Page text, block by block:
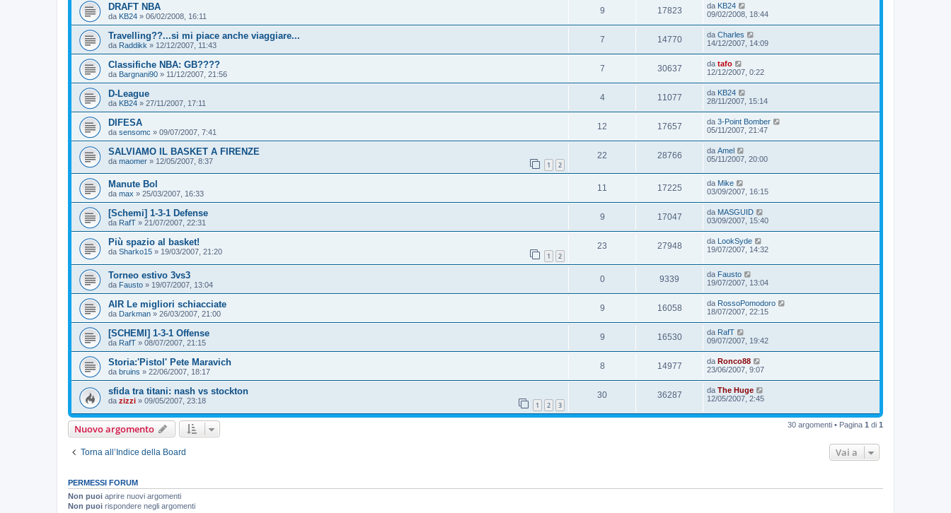
DRAFT NBA
da KB24 » 06/02/2008, 16:11
9 17823 da KB24
09/02/2008, 18:44
Travelling??...si mi piace anche viaggiare...
da Raddikk » 12/12/2007, 11:43
7 14770 da Charles
14/12/2007, 14:09
Classifiche NBA: GB????
da Bargnani90 » 11/12/2007, 21:56
7 30637 da tafo
12/12/2007, 0:22
D-League
da KB24 » 27/11/2007, 17:11
4 11077 da KB24
28/11/2007, 15:14
DIFESA
da sensomc » 09/07/2007, 7:41
12 17657 da 3-Point Bomber
05/11/2007, 21:47
SALVIAMO IL BASKET A FIRENZE
da maomer » 12/05/2007, 8:37 1 2
22 28766 da Amel
05/11/2007, 20:00
Manute Bol
da max » 25/03/2007, 16:33
11 17225 da Mike
03/09/2007, 16:15
[Schemi] 1-3-1 Defense
da RafT » 21/07/2007, 22:31
9 17047 da MASGUID
03/09/2007, 15:40
Più spazio al basket!
da Sharko15 » 19/03/2007, 21:20 1 2
23 27948 da
LookSyde
19/07/2007, 14:32
Torneo estivo 3vs3
da Fausto » 19/07/2007, 13:04
0 9339 da Fausto
19/07/2007, 13:04
AIR Le migliori schiacciate
da Darkman » 26/03/2007, 21:00
9 16058 da RossoPomodoro
18/07/2007, 22:15
[SCHEMI] 1-3-1 Offense
da RafT » 08/07/2007, 21:15
9 16530 da RafT
09/07/2007, 19:42
Storia:'Pistol' Pete Maravich
da bruins » 22/06/2007, 18:17
8 14977 da Ronco88
23/06/2007, 9:07
sfida tra titani: nash vs stockton
da zizzi » 09/05/2007, 23:18 1 2 3
30 36287 da The Huge
12/05/2007, 2:45
Nuovo argomento 30 argomenti • Pagina 1 di 1
Torna all’Indice della Board Vai a
PERMESSI FORUM
Non puoi aprire nuovi argomenti
Non puoi rispondere negli argomenti